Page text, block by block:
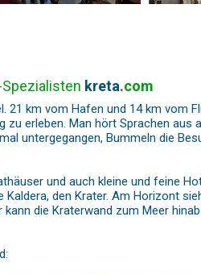
kreta.com
21 km vom Hafen und 14 km vom
erleben. Man hört Sprachen
untergegangen, Bummeln die
und auch kleine und feine
den Krater. Am Horizont
die Kraterwand zum Meer